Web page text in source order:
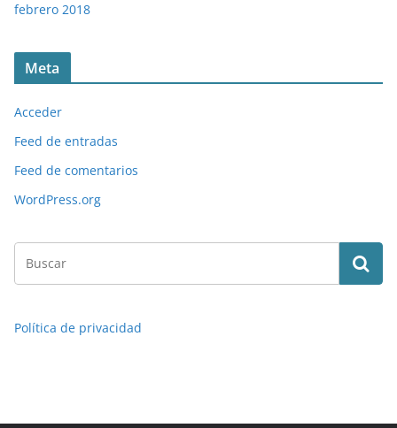
febrero 2018
Meta
Acceder
Feed de entradas
Feed de comentarios
WordPress.org
Política de privacidad